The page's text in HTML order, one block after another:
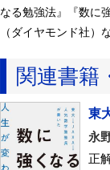
なる勉強法』『数に
（ダイヤモンド社）
関連書籍
東
永
正